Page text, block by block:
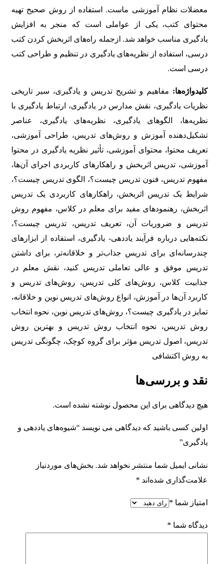
معضلات نظام آموزشی ماست. استفاده از روش صحیح تهیه
محتوای کتب، یکی از عواملی است که منجر به افزایش
یادگیری مناسب خواهد شد. ازجمله راه‌های اثربخش کردن کتب
درسی، استفاده از نظریه‌های یادگیری در تنظیم و طراحی کتب
درسی است.
کلیدواژه‌ها: مفاهیم و تشریح تدریس و یادگیری، سیر تاریخی
نظریات یادگیری، نقش مدارس در یادگیری، ارتباط یادگیری با
نظریه‌ها، الگوهای یادگیری، نظریه‌های یادگیری، عناصر
تشکیل‌دهنده آموزش و روش‌های تدریس، طراحی آموزشی،
تعریف محتوا، محتوای آموزشی، تأثیر نظریه یادگیری در محتوا
آموزشی، تدریس اثربخش و راهکارهای کاربردی اجرای آن‌ها،
مفهوم تدریس، فنون تدریس چیست؟، الگوی تدریس چیست؟،
شرایط یک تدریس اثربخش، راهکارهای کاربردی یک تدریس
اثربخش، رهنمودهای مفید برای معلم در کلاس، مفهوم روش
تدریس و ضروریات آن، تعریف تدریس، تدریس چیست؟،
نکته‌هایی درباره فرآیند یاددهی- یادگیری، استفاده از ابزارهای
چندرسانه‌ای برای تدریس جذاب‌تر و خلاقانه‌تر، برای داشتن
تدریس موفق و عالی تعاملی تدریس کنید، نقش معلم در
جذابیت کلاس، روش‌های کلی تدریس، روش‌های تدریس و
کاربرد آن‌ها در آموزش، انواع روش‌های تدریس نوین و خلاقانه،
تمایز در یادگیری چیست؟، روش‌های تدریس نوین، نحوه انتخاب
روش تدریس، نحوه انتخاب روش تدریس و بهترین روش
تدریس، اصول تدریس مؤثر برای گروه کوچک، چگونگی تدریس
به روش اکتشافی
نقد و بررسی‌ها
هیچ دیدگاهی برای این محصول نوشته نشده است.
اولین کسی باشید که دیدگاهی می نویسد “شیوه‌های یاددهی و
یادگیری”
نشانی ایمیل شما منتشر نخواهد شد. بخش‌های موردنیاز
علامت‌گذاری شده‌اند *
امتیاز شما *
دیدگاه شما *